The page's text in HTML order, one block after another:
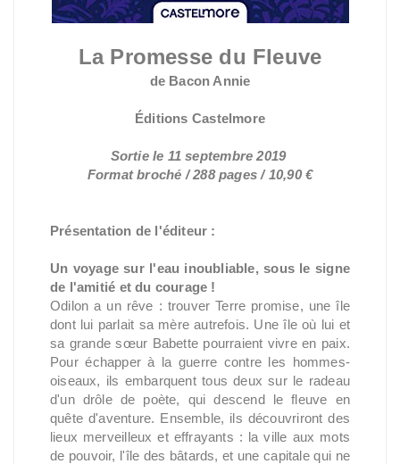
La Promesse du Fleuve
de Bacon Annie
Éditions Castelmore
Sortie le 11 septembre 2019
Format broché / 288 pages / 10,90 €
Présentation de l'éditeur :
Un voyage sur l'eau inoubliable, sous le signe
de l'amitié et du courage !
Odilon a un rêve : trouver Terre promise, une île
dont lui parlait sa mère autrefois. Une île où lui et
sa grande sœur Babette pourraient vivre en paix.
Pour échapper à la guerre contre les hommes-
oiseaux, ils embarquent tous deux sur le radeau
d'un drôle de poète, qui descend le fleuve en
quête d'aventure. Ensemble, ils découvriront des
lieux merveilleux et effrayants : la ville aux mots
de pouvoir, l'île des bâtards, et une capitale qui ne